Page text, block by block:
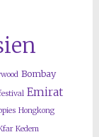
Bombay
Emirat
Hongkong
Kedem